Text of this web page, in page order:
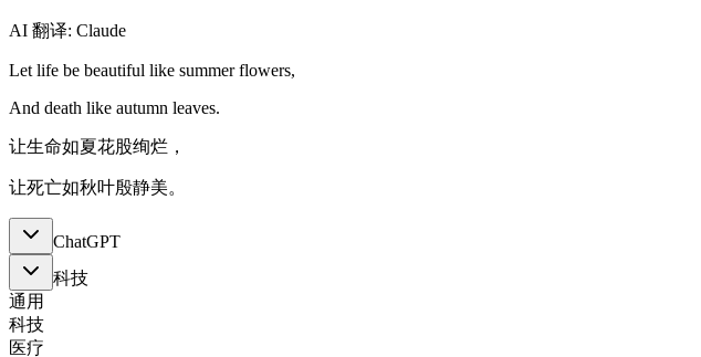
AI 翻译: Claude
Let life be beautiful like summer flowers,
And death like autumn leaves.
让生命如夏花股绚烂，
让死亡如秋叶殷静美。
ChatGPT
科技
通用
科技
医疗